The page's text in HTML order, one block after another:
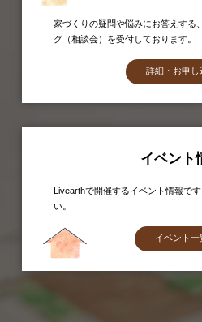
家づくりの疑問や悩みにお答えする
グ（相談会）を受付しております。
詳細・お申し
イベント
Livearthで開催するイベント情報で
い。
イベント一